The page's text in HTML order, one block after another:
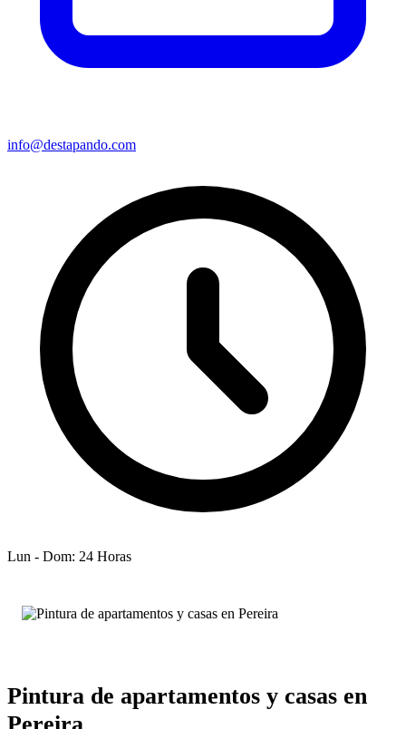
info@destapando.com
Lun - Dom: 24 Horas
Pintura de apartamentos y casas en